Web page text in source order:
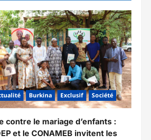
Burkina Exclusif Société
contre le mariage d’enfants :
et le CONAMEB invitent les